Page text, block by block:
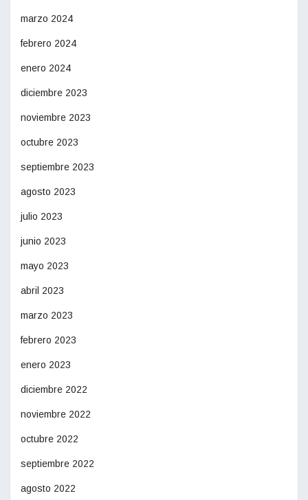
marzo 2024
febrero 2024
enero 2024
diciembre 2023
noviembre 2023
octubre 2023
septiembre 2023
agosto 2023
julio 2023
junio 2023
mayo 2023
abril 2023
marzo 2023
febrero 2023
enero 2023
diciembre 2022
noviembre 2022
octubre 2022
septiembre 2022
agosto 2022